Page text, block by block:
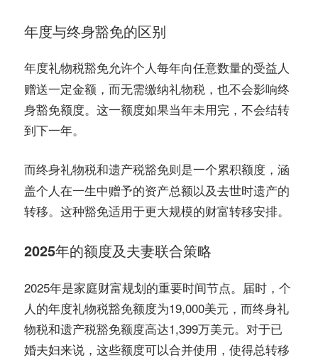
年度与终身豁免的区别
年度礼物税豁免允许个人每年向任意数量的受益人
赠送一定金额，而无需缴纳礼物税，也不会影响终
身豁免额度。这一额度如果当年未用完，不会结转
到下一年。
而终身礼物税和遗产税豁免则是一个累积额度，涵
盖个人在一生中赠予的资产总额以及去世时遗产的
转移。这种豁免适用于更大规模的财富转移安排。
2025年的额度及夫妻联合策略
2025年是家庭财富规划的重要时间节点。届时，个
人的年度礼物税豁免额度为19,000美元，而终身礼
物税和遗产税豁免额度高达1,399万美元。对于已
婚夫妇来说，这些额度可以合并使用，使得总转移